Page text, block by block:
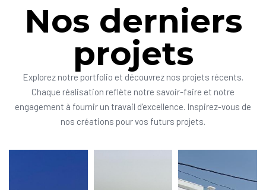
Nos derniers
projets
Explorez notre portfolio et découvrez nos projets récents.
Chaque réalisation reflète notre savoir-faire et notre
engagement à fournir un travail d’excellence. Inspirez-vous de
nos créations pour vos futurs projets.